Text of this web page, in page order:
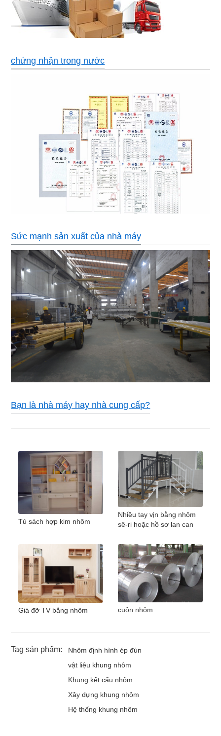
chứng nhận trong nước
Sức mạnh sản xuất của nhà máy
Bạn là nhà máy hay nhà cung cấp?
Tủ sách hợp kim nhôm
Nhiều tay vịn bằng nhôm
sê-ri hoặc hồ sơ lan can
Giá đỡ TV bằng nhôm cuộn nhôm
Tag sản phẩm:
Nhôm định hình ép đùn
vật liệu khung nhôm
Khung kết cấu nhôm
Xây dựng khung nhôm
Hệ thống khung nhôm